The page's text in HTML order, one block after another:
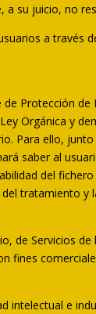
su juicio, no
a través
Protección
Orgánica y
Para ello,
saber al
del
tratamiento
de Servicios
fines
intelectual e